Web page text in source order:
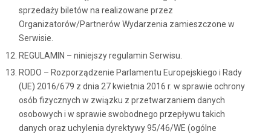
sprzedaży biletów na realizowane przez
Organizatorów/Partnerów Wydarzenia zamieszczone w
Serwisie.
REGULAMIN – niniejszy regulamin Serwisu.
RODO – Rozporządzenie Parlamentu Europejskiego i Rady
(UE) 2016/679 z dnia 27 kwietnia 2016 r. w sprawie ochrony
osób fizycznych w związku z przetwarzaniem danych
osobowych i w sprawie swobodnego przepływu takich
danych oraz uchylenia dyrektywy 95/46/WE (ogólne